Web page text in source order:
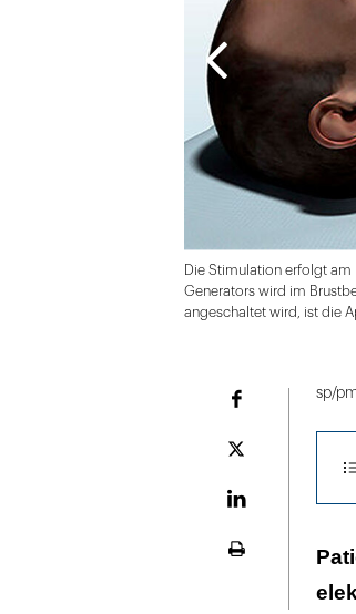
Die Stimulation erfolgt
Generators wird im
angeschaltet wird, ist die
Plattform
sp/